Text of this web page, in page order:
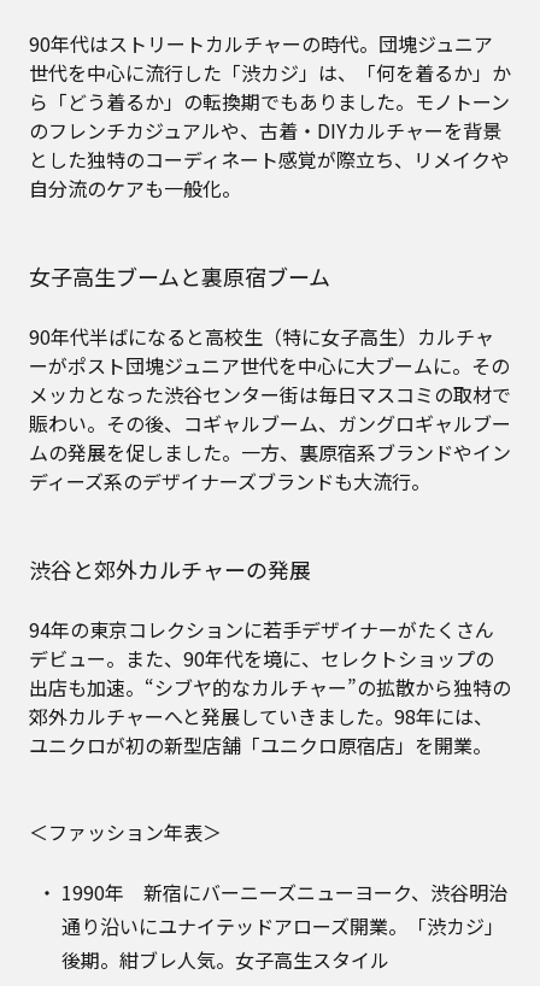
90年代はストリートカルチャーの時代。団塊ジュニア
世代を中心に流行した「渋カジ」は、「何を着るか」か
ら「どう着るか」の転換期でもありました。モノトーン
のフレンチカジュアルや、古着・DIYカルチャーを背景
とした独特のコーディネート感覚が際立ち、リメイクや
自分流のケアも一般化。
女子高生ブームと裏原宿ブーム
90年代半ばになると高校生（特に女子高生）カルチャ
ーがポスト団塊ジュニア世代を中心に大ブームに。その
メッカとなった渋谷センター街は毎日マスコミの取材で
賑わい。その後、コギャルブーム、ガングロギャルブー
ムの発展を促しました。一方、裏原宿系ブランドやイン
ディーズ系のデザイナーズブランドも大流行。
渋谷と郊外カルチャーの発展
94年の東京コレクションに若手デザイナーがたくさん
デビュー。また、90年代を境に、セレクトショップの
出店も加速。“シブヤ的なカルチャー”の拡散から独特の
郊外カルチャーへと発展していきました。98年には、
ユニクロが初の新型店舗「ユニクロ原宿店」を開業。
＜ファッション年表＞
1990年 新宿にバーニーズニューヨーク、渋谷明治
通り沿いにユナイテッドアローズ開業。「渋カジ」
後期。紺ブレ人気。女子高生スタイル